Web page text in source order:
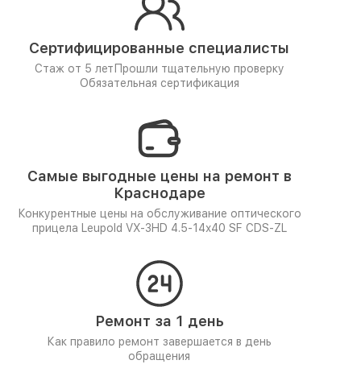
Сертифицированные специалисты
Стаж от 5 лет Прошли тщательную проверку
Обязательная сертификация
Самые выгодные цены на ремонт в
Краснодаре
Конкурентные цены на обслуживание оптического
прицела Leupold VX-3HD 4.5-14x40 SF CDS-ZL
Ремонт за 1 день
Как правило ремонт завершается в день
обращения